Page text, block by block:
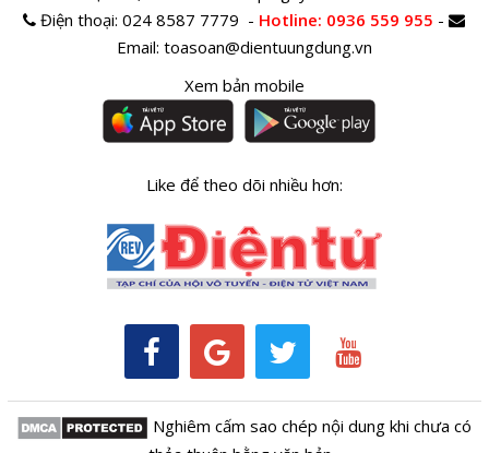
Điện thoại:024 8587 7779 - Hotline: 0936 559 955 -
Email: toasoan@dientuungdung.vn
Xem bản mobile
Like để theo dõi nhiều hơn:
Nghiêm cấm sao chép nội dung khi chưa có